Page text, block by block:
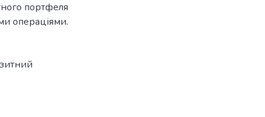
портфеля
операціями.